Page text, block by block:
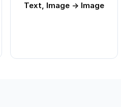
Text, Image → Image